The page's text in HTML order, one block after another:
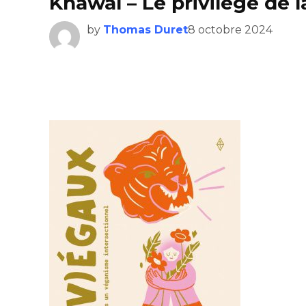
by Thomas Duret8 octobre 2024